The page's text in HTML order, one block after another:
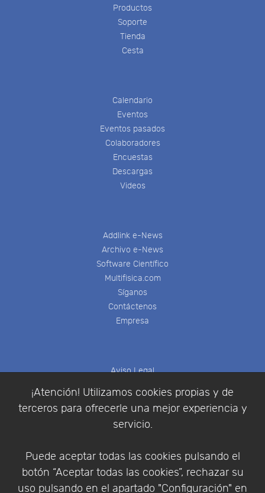
¡Atención! Utilizamos cookies propias y de
terceros para ofrecerle una mejor experiencia y
servicio.
Puede aceptar todas las cookies pulsando el
botón “Aceptar todas las cookies”, rechazar su
uso pulsando en el apartado "Configuración" en
Productos
Soporte
Tienda
Cesta
Calendario
Eventos
Eventos pasados
Colaboradores
Encuestas
Descargas
Videos
Addlink e-News
Archivo e-News
Software Científico
Multifisica.com
Síganos
Contáctenos
Empresa
Aviso Legal
Condiciones de compra
Identificarse